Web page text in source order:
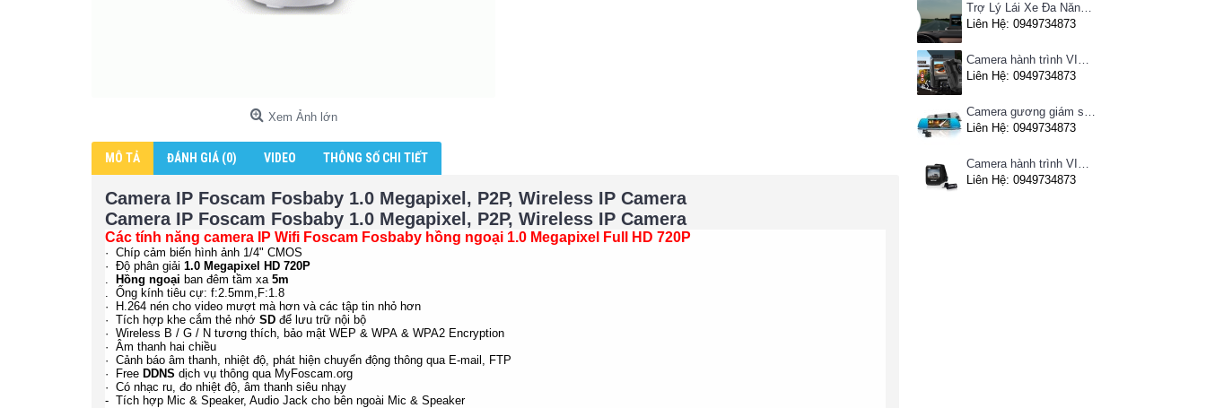
Trợ Lý Lái Xe Đa Năng Phiên Bản Màn Hình Taplo Tự Động
Liên Hệ: 0949734873
Camera hành trình VIETMAP C63 - Ghi hình phía trước, kết nối Wifi
Liên Hệ: 0949734873
Camera gương giám sát hành trình VIETMAP iDVR P1 định vị trực tuyến, kết nối cam lùi, Hotspot 3G
Liên Hệ: 0949734873
Camera hành trình VIETMAP C62- Ghi hình trước sau, kết nối Wifi
Liên Hệ: 0949734873
Xem Ảnh lớn
MÔ TẢ ĐÁNH GIÁ (0) VIDEO THÔNG SỐ CHI TIẾT
Camera IP Foscam Fosbaby 1.0 Megapixel, P2P, Wireless IP Camera
Camera IP Foscam Fosbaby 1.0 Megapixel, P2P, Wireless IP Camera
Các tính năng camera IP Wifi Foscam Fosbaby hồng ngoại 1.0 Megapixel Full HD 720P
· Chíp cảm biến hình ảnh 1/4" CMOS
· Độ phân giải 1.0 Megapixel
HD 720P
.
Hồng ngoại ban đêm tầm xa 5m
. Ống kính tiêu cự: f:2.5mm,F:1.8
· H.264 nén cho video mượt mà hơn và các tập tin nhỏ hơn
· Tích hợp khe cắm thẻ nhớ SD để lưu trữ nội bộ
· Wireless B / G / N tương thích, bảo mật WEP & WPA & WPA2 Encryption
· Âm thanh hai chiều
· Cảnh báo âm thanh, nhiệt độ, phát hiện chuyển động thông qua E-mail, FTP
· Free DDNS dịch vụ thông qua MyFoscam.org
· Có nhạc ru, đo nhiệt độ, âm thanh siêu nhạy
- Tích hợp Mic & Speaker, Audio Jack cho bên ngoài Mic & Speaker